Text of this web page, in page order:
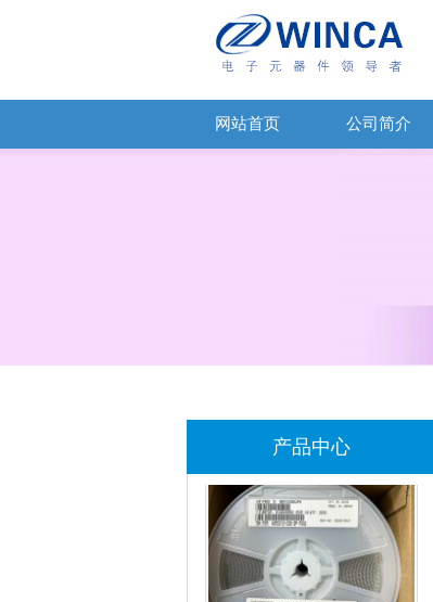
网站首页 公司简介
产品中心
TDK-EPCOS热敏电阻 B57351V5103H060